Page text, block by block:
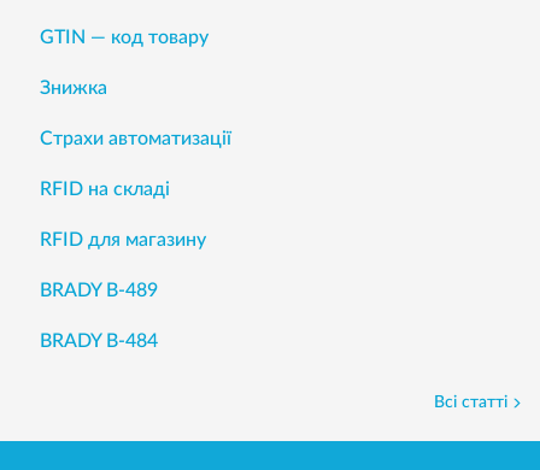
GTIN — код товару
Знижка
Страхи автоматизації
RFID на складі
RFID для магазину
BRADY B-489
BRADY B-484
Всі статті